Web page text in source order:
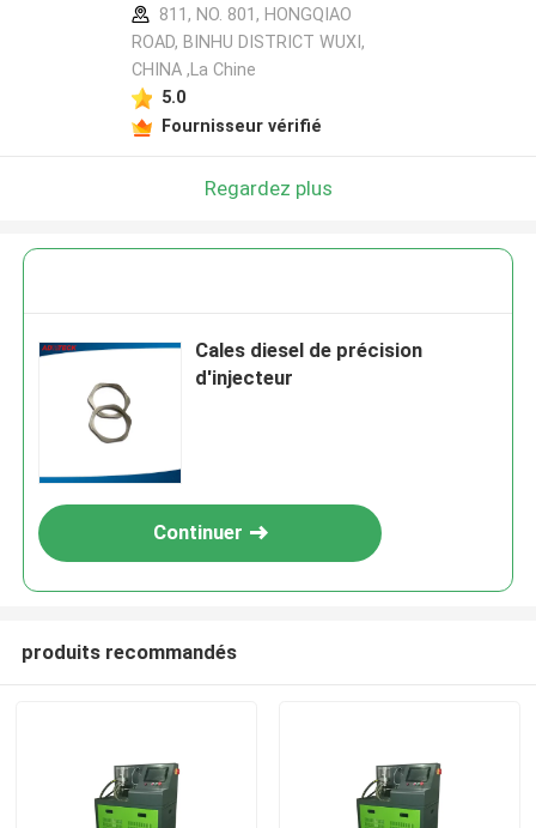
811, NO. 801, HONGQIAO
ROAD, BINHU DISTRICT WUXI,
CHINA ,La Chine
5.0
Fournisseur vérifié
Regardez plus
Cales diesel de précision
d'injecteur
Continuer
produits recommandés